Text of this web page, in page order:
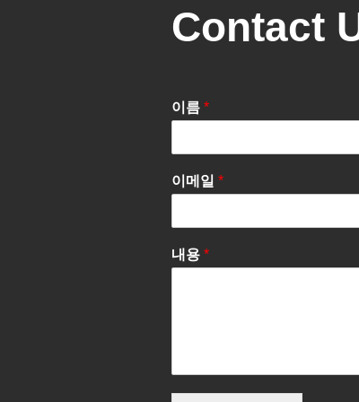
Contact
이름 *
이메일 *
내용 *